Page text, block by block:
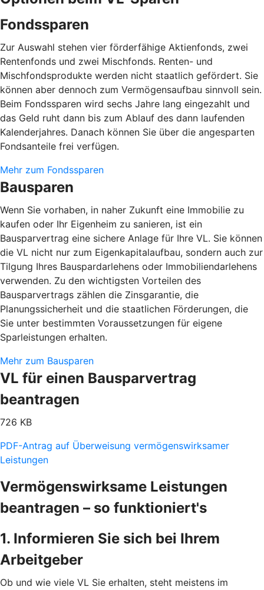
Fondssparen
Zur Auswahl stehen vier förderfähige Aktienfonds, zwei
Rentenfonds und zwei Mischfonds. Renten- und
Mischfondsprodukte werden nicht staatlich gefördert. Sie
können aber dennoch zum Vermögensaufbau sinnvoll sein.
Beim Fondssparen wird sechs Jahre lang eingezahlt und
das Geld ruht dann bis zum Ablauf des dann laufenden
Kalenderjahres. Danach können Sie über die angesparten
Fondsanteile frei verfügen.
Mehr zum Fondssparen
Bausparen
Wenn Sie vorhaben, in naher Zukunft eine Immobilie zu
kaufen oder Ihr Eigenheim zu sanieren, ist ein
Bausparvertrag eine sichere Anlage für Ihre VL. Sie können
die VL nicht nur zum Eigenkapitalaufbau, sondern auch zur
Tilgung Ihres Bauspardarlehens oder Immobiliendarlehens
verwenden. Zu den wichtigsten Vorteilen des
Bausparvertrags zählen die Zinsgarantie, die
Planungssicherheit und die staatlichen Förderungen, die
Sie unter bestimmten Voraussetzungen für eigene
Sparleistungen erhalten.
Mehr zum Bausparen
VL für einen Bausparvertrag
beantragen
726 KB
PDF-Antrag auf Überweisung vermögenswirksamer
Leistungen
Vermögenswirksame Leistungen
beantragen – so funktioniert's
1. Informieren Sie sich bei Ihrem
Arbeitgeber
Ob und wie viele VL Sie erhalten, steht meistens im